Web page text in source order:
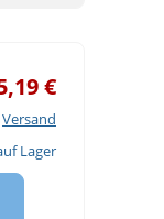
€
Versand
Lager